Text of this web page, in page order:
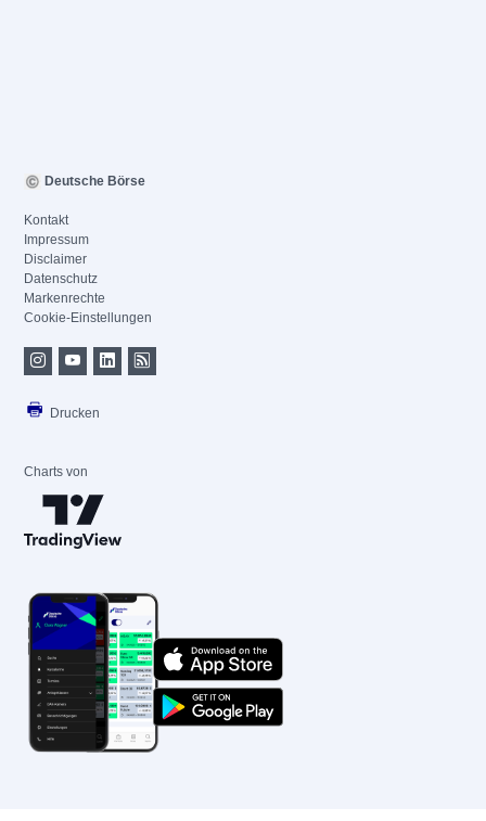
Deutsche Börse
Kontakt
Impressum
Disclaimer
Datenschutz
Markenrechte
Cookie-Einstellungen
Drucken
Charts von